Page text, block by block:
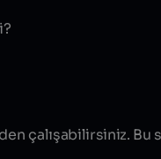
çalışabilirsiniz. Bu